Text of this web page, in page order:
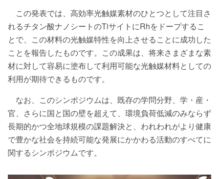
この発表では、高効率光触媒素材のひとつとして注目さ
れるチタン酸ナノシートのTiサイトにRhをドープするこ
とで、この材料の光触媒特性を向上させることに成功した
ことを報告したものです。この成果は、将来さまざまな素
材に対して容易に塗布して利用可能な光触媒材料としての
利用が期待できるものです。
なお、このシンポジウムは、既存の学問分野、学・産・
官、さらに国と国の壁を超えて、環境負荷低減のみならず
長期的かつ全地球規模の課題解決と、われわれがより健康
で豊かな社会を持続可能な発展にかかわる活動のすべてに
関するシンポジウムです。